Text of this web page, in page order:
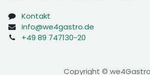
Kontakt
info@we4gastro.de
+49 89 747130-20
Copyright © we4Gastro